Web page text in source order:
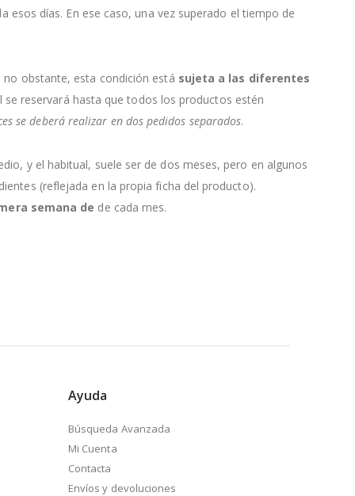
días. En ese caso, una vez superado el tiempo de
obstante, esta condición está sujeta a las diferentes
reservará hasta que todos los productos estén
se deberá realizar en dos pedidos separados.
y el habitual, suele ser de dos meses, pero en algunos
(reflejada en la propia ficha del producto).
semana de de cada mes.
Ayuda
Búsqueda Avanzada
Mi Cuenta
Contacta
Envíos y devoluciones